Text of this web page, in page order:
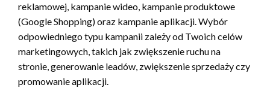
reklamowej, kampanie wideo, kampanie produktowe
(Google Shopping) oraz kampanie aplikacji. Wybór
odpowiedniego typu kampanii zależy od Twoich celów
marketingowych, takich jak zwiększenie ruchu na
stronie, generowanie leadów, zwiększenie sprzedaży czy
promowanie aplikacji.